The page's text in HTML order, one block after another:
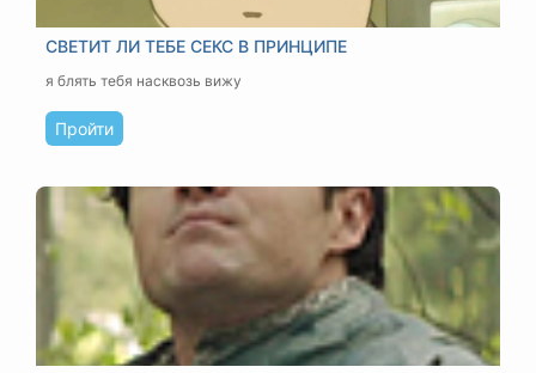
СВЕТИТ ЛИ ТЕБЕ СЕКС В ПРИНЦИПЕ
я блять тебя насквозь вижу
Пройти